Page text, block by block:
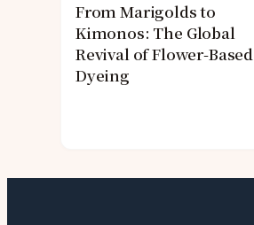
From Marigolds to
Kimonos: The Global
Revival of Flower-Based
Dyeing